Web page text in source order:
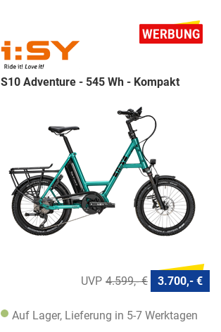
S10 Adventure - 545 Wh - Kompakt
4.599,- € 3.700,- €
Auf Lager, Lieferung in 5-7 Werktagen